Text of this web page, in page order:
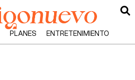
PLANES ENTRETENIMIENTO